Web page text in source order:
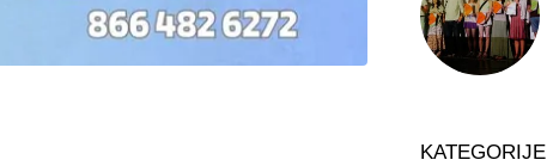
KATEGORIJE